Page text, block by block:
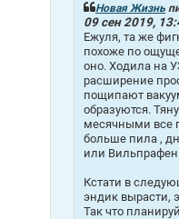
Новая Жизнь
09 сен 2019,
Ежуля, та же
похоже по
оно. Ходила на
расширение
пощипают
образуются.
месячными все
больше пила ,
или Вильпрафен
Кстати в
эндик вырасти,
Так что